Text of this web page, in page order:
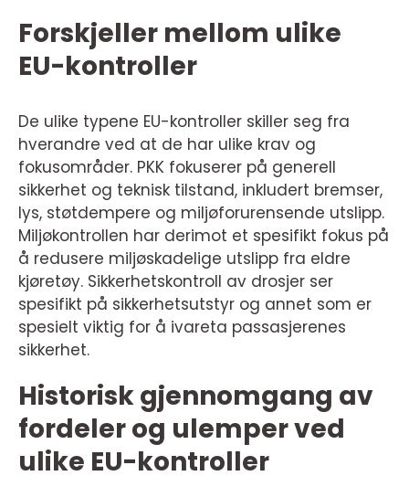
Forskjeller mellom ulike
EU-kontroller
De ulike typene EU-kontroller skiller seg fra
hverandre ved at de har ulike krav og
fokusområder. PKK fokuserer på generell
sikkerhet og teknisk tilstand, inkludert bremser,
lys, støtdempere og miljøforurensende utslipp.
Miljøkontrollen har derimot et spesifikt fokus på
å redusere miljøskadelige utslipp fra eldre
kjøretøy. Sikkerhetskontroll av drosjer ser
spesifikt på sikkerhetsutstyr og annet som er
spesielt viktig for å ivareta passasjerenes
sikkerhet.
Historisk gjennomgang av
fordeler og ulemper ved
ulike EU-kontroller